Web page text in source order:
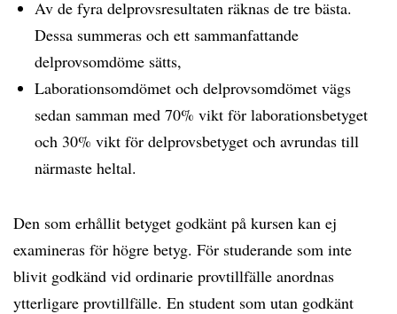
Av de fyra delprovsresultaten räknas de tre bästa.
Dessa summeras och ett sammanfattande
delprovsomdöme sätts,
Laborationsomdömet och delprovsomdömet vägs
sedan samman med 70% vikt för laborationsbetyget
och 30% vikt för delprovsbetyget och avrundas till
närmaste heltal.
Den som erhållit betyget godkänt på kursen kan ej
examineras för högre betyg. För studerande som inte
blivit godkänd vid ordinarie provtillfälle anordnas
ytterligare provtillfälle. En student som utan godkänt